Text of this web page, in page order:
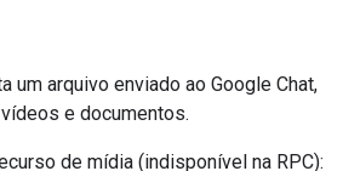
um arquivo enviado ao Google Chat,
e documentos.
de mídia (indisponível na RPC):